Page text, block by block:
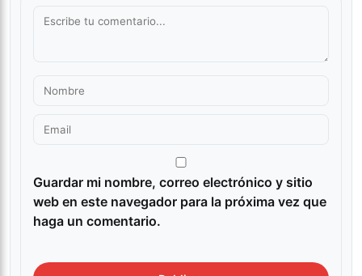
Guardar mi nombre, correo electrónico y sitio
web en este navegador para la próxima vez que
haga un comentario.